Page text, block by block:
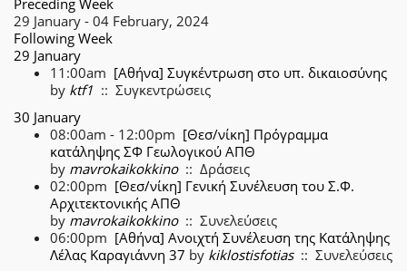
Preceding Week
29 January - 04 February, 2024
Following Week
29 January
11:00am [Αθήνα] Συγκέντρωση στο υπ. δικαιοσύνης
by ktf1 :: Συγκεντρώσεις
30 January
08:00am - 12:00pm [Θεσ/νίκη] Πρόγραμμα
κατάληψης ΣΦ Γεωλογικού ΑΠΘ
by mavrokaikokkino:: Δράσεις
02:00pm [Θεσ/νίκη] Γενική Συνέλευση του Σ.Φ.
Αρχιτεκτονικής ΑΠΘ
by mavrokaikokkino:: Συνελεύσεις
06:00pm [Αθήνα] Ανοιχτή Συνέλευση της Κατάληψης
Λέλας Καραγιάννη 37 by kiklostisfotias:: Συνελεύσεις